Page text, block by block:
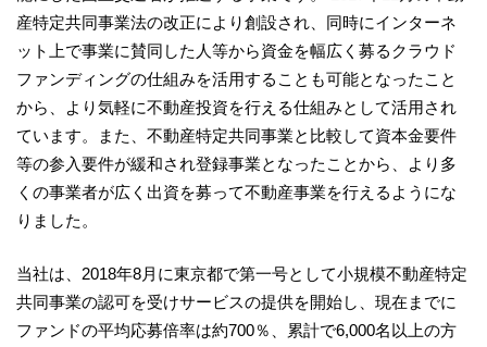
産特定共同事業法の改正により創設され、同時にインターネ
ット上で事業に賛同した人等から資金を幅広く募るクラウド
ファンディングの仕組みを活用することも可能となったこと
から、より気軽に不動産投資を行える仕組みとして活用され
ています。また、不動産特定共同事業と比較して資本金要件
等の参入要件が緩和され登録事業となったことから、より多
くの事業者が広く出資を募って不動産事業を行えるようにな
りました。
当社は、2018年8月に東京都で第一号として小規模不動産特定
共同事業の認可を受けサービスの提供を開始し、現在までに
ファンドの平均応募倍率は約700％、累計で6,000名以上の方